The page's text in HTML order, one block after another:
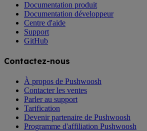
Documentation produit
Documentation développeur
Centre d'aide
Support
GitHub
Contactez-nous
À propos de Pushwoosh
Contacter les ventes
Parler au support
Tarification
Devenir partenaire de Pushwoosh
Programme d'affiliation Pushwoosh